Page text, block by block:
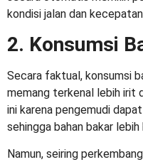
kondisi jalan dan
2. Konsumsi
Secara faktual, konsumsi
memang terkenal lebih irit
ini karena pengemudi
sehingga bahan bakar lebih
Namun, seiring